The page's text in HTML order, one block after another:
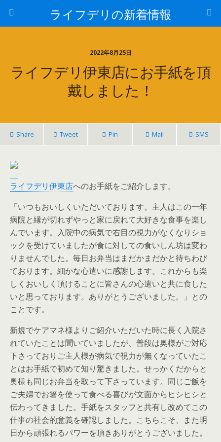
ライフデリの新着情報
2022年8月25日
ライフデリ伊東店にお手紙を頂
戴しました！
Share Tweet Pin Mail SMS
ライフデリ伊東店へのお手紙をご紹介します。
「いつもおいしくいただいております。主人はこの一年
病院と縁が切れずやっと家に戻れて大好きな食事を楽し
んでいます。入院中の病気で右目の視力がなくなりショ
ックを受けていましたが食に対しての食いしん坊は変わ
りませんでした。毎日お弁当はまだかまだかと待ちわび
ております。細かな心遣いに感謝します。これからも楽
しくおいしく頂けることに皆さんの心遣いと共に食した
いと思っております。ありがとうございました。」との
ことです。
新規でケアマネ様よりご紹介いただいた時に長く入院さ
れていたことは聞いていましたが、普段は奥様がご対応
下さっておりご主人様が病気で視力が無くなっていたこ
とはお手紙で初めて知り驚きました。せっかくだからと
奥様も同じお弁当を取って下さっています。同じご飯を
ご夫婦でお箸を使って食べる喜びが文面からヒシヒシと
伝わってきました。手紙をスタッフと共有し改めてこの
仕事の社会的意義を確認しました。こちらこそ、また明
日から頑張れるパワーを頂きありがとうございました。